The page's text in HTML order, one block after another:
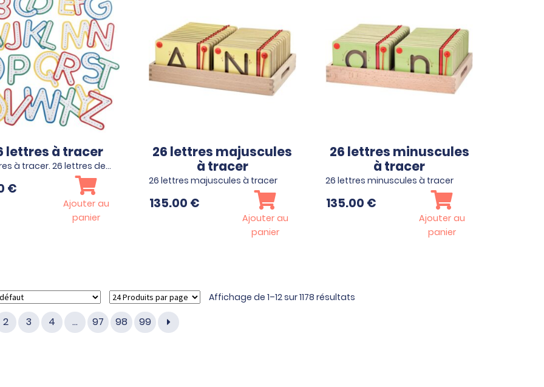
lettres à tracer
à tracer. 26 lettres de…
€
Ajouter au
panier
26 lettres majuscules
à tracer
26 lettres majuscules à tracer
135.00 €
Ajouter au
panier
26 lettres minuscules
à tracer
26 lettres minuscules à tracer
135.00 €
Ajouter au
panier
Affichage de 1–12 sur 1178 résultats
2 3 4 … 97 98 99